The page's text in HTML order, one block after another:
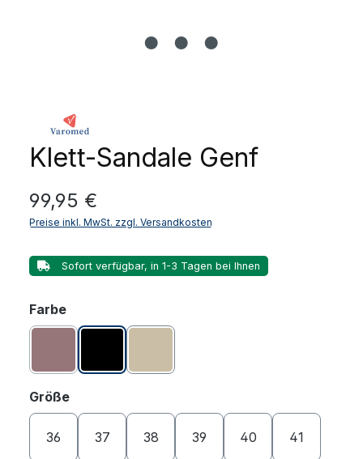
Klett-Sandale Genf
Regulärer Preis:
99,95 €
Preise inkl. MwSt. zzgl. Versandkosten
Sofort verfügbar, in 1-3 Tagen bei Ihnen
Farbeauswählen
Größeauswählen
36 37 38 39 40 41